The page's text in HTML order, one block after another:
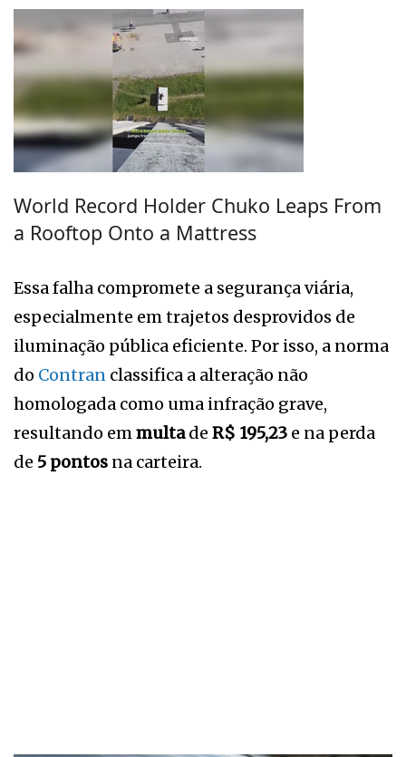
World Record Holder Chuko Leaps From
a Rooftop Onto a Mattress
Essa falha compromete a segurança viária,
especialmente em trajetos desprovidos de
iluminação pública eficiente. Por isso, a norma
do Contran classifica a alteração não
homologada como uma infração grave,
resultando em multade R$ 195,23 e na perda
de 5 pontos na carteira.